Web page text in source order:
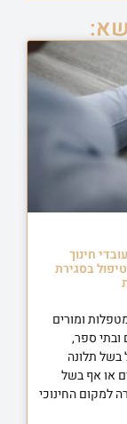
חינוך
בסגירת
ומורים
ובתי ספר,
בשל תלונה
או אף בשל
למקום החינוכי